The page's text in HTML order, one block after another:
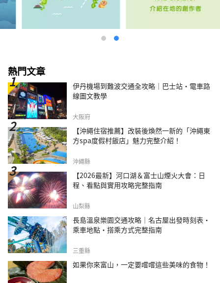
熱門文章
伊丹機場到難波交通全攻略｜巴士站・電車路
線圖文教學
大阪府
【沖繩住宿推薦】改裝後煥然一新的「沖繩東
方spa度假村飯店」魅力完整介紹！
沖繩縣
【2026最新】河口湖＆富士山煙火大會：日
程、看點與實用攻略完整指南
山梨縣
長島溫泉樂園交通攻略｜名古屋出發時刻表・
乘車地點・搭乘方式完整指南
三重縣
如果你來富山，一定要嚐嚐這些美味的食物！